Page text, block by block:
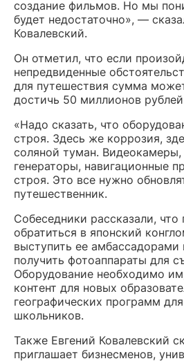
создание фильмов. Но мы
будет недостаточно», —
Ковалевский.
Он отметил, что если
непредвиденные
для путешествия сумма
достичь 50 миллионов
«Надо сказать, что
строя. Здесь же коррозия,
соляной туман. Видеокамеры,
генераторы, навигационные
строя. Это все нужно
путешественник.
Собеседники рассказали, что
обратиться в японский
выступить ее амбассадорами
получить фотоаппараты для
Оборудование необходимо
контент для новых
географических программ
школьников.
Также Евгений Ковалевский
приглашает бизнесменов,